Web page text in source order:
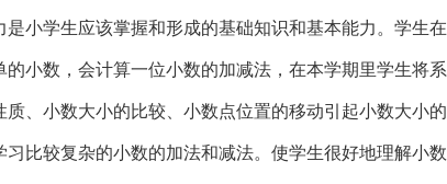
是小学生应该掌握和形成的基础知识和基本能力。学生在
的小数，会计算一位小数的加减法，在本学期里学生将系
质、小数大小的比较、小数点位置的移动引起小数大小的
习比较复杂的小数的加法和减法。使学生很好地理解小数